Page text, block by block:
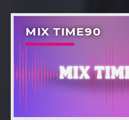
MIX TIME90